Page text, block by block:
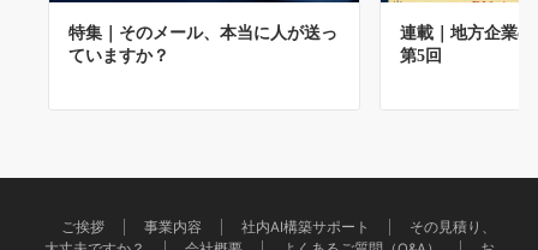
特集｜そのメール、本当に人が送っ
ていますか？
連載｜地方企業
第5回
ご挨拶 事業内容 社内AI構築サポート
その見積り、